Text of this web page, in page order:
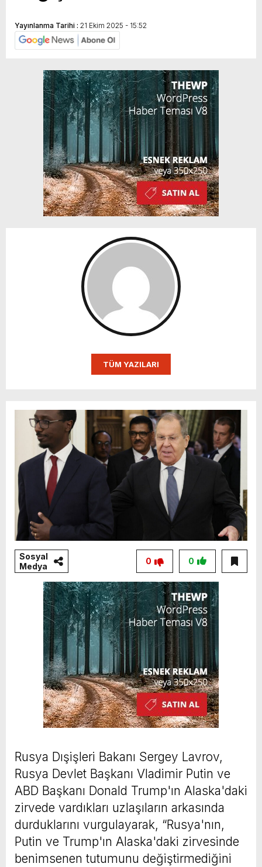
Yayınlanma Tarihi : 21 Ekim 2025 - 15:52
TÜM YAZILARI
Sosyal
Medya
0
0
Rusya Dışişleri Bakanı Sergey Lavrov,
Rusya Devlet Başkanı Vladimir Putin ve
ABD Başkanı Donald Trump'ın Alaska'daki
zirvede vardıkları uzlaşıların arkasında
durduklarını vurgulayarak, “Rusya'nın,
Putin ve Trump'ın Alaska'daki zirvesinde
benimsenen tutumunu değiştirmediğini